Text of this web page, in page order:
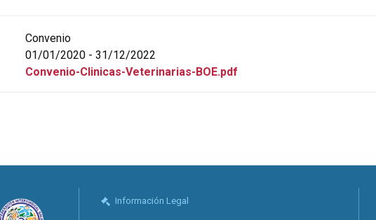
Convenio
01/01/2020 - 31/12/2022
Convenio-Clinicas-Veterinarias-BOE.pdf
Información Legal